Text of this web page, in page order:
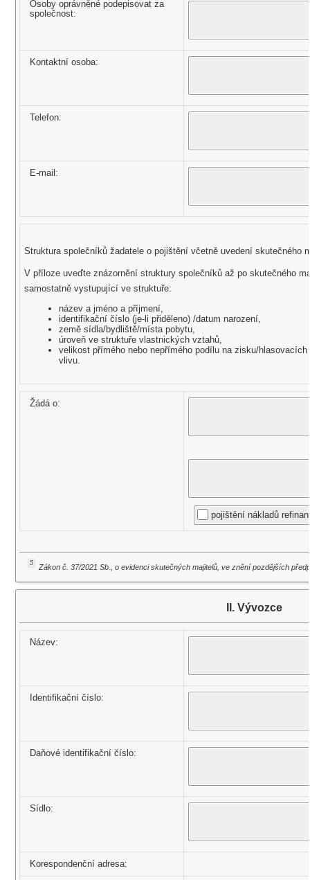
Osoby oprávněné podepisovat za
společnost:
Kontaktní osoba:
Telefon:
E-mail:
Struktura společníků žadatele o pojištění včetně uvedení skutečného
V příloze uveďte znázornění struktury společníků až po skutečného
samostatně vystupující ve struktuře:
název a jméno a příjmení,
identifikační číslo (je-li přiděleno) /datum narození,
země sídla/bydliště/místa pobytu,
úroveň ve struktuře vlastnických vztahů,
velikost přímého nebo nepřímého podílu na zisku/
vlivu.
Žádá o:
pojištění nákladů
5 Zákon č. 37/2021 Sb., o evidenci skutečných majitelů, ve znění pozdějších
II. Vývozce
Název:
Identifikační číslo:
Daňové identifikační číslo:
Sídlo:
Korespondenční adresa: